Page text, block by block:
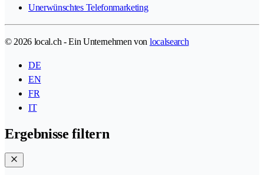
Unerwünschtes Telefonmarketing
© 2026 local.ch - Ein Unternehmen von localsearch
DE
EN
FR
IT
Ergebnisse filtern